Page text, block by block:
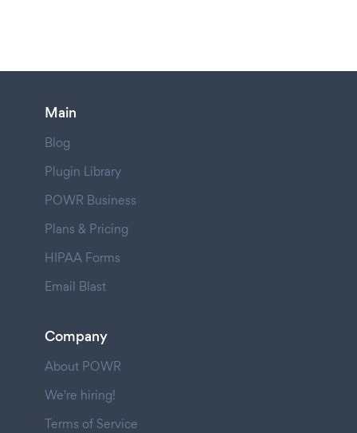
Main
Blog
Plugin Library
POWR Business
Plans & Pricing
HIPAA Forms
Email Blast
Company
About POWR
We're hiring!
Terms of Service